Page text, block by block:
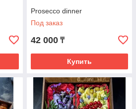
Prosecco dinner
Под заказ
42 000 ₸
Купить